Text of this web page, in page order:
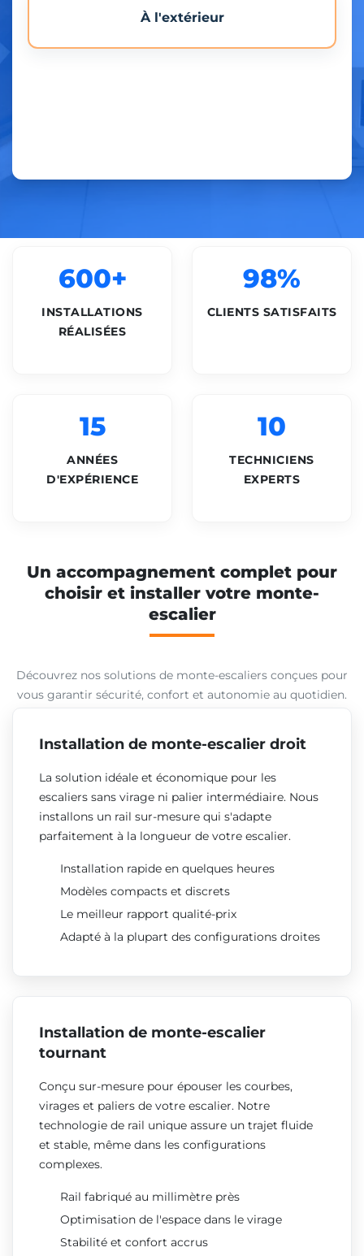
À l'extérieur
600+
INSTALLATIONS
RÉALISÉES
98%
CLIENTS SATISFAITS
15
ANNÉES
D'EXPÉRIENCE
10
TECHNICIENS
EXPERTS
Un accompagnement complet pour
choisir et installer votre monte-
escalier
Découvrez nos solutions de monte-escaliers conçues pour
vous garantir sécurité, confort et autonomie au quotidien.
Installation de monte-escalier droit
La solution idéale et économique pour les
escaliers sans virage ni palier intermédiaire. Nous
installons un rail sur-mesure qui s'adapte
parfaitement à la longueur de votre escalier.
Installation rapide en quelques heures
Modèles compacts et discrets
Le meilleur rapport qualité-prix
Adapté à la plupart des configurations droites
Installation de monte-escalier
tournant
Conçu sur-mesure pour épouser les courbes,
virages et paliers de votre escalier. Notre
technologie de rail unique assure un trajet fluide
et stable, même dans les configurations
complexes.
Rail fabriqué au millimètre près
Optimisation de l'espace dans le virage
Stabilité et confort accrus